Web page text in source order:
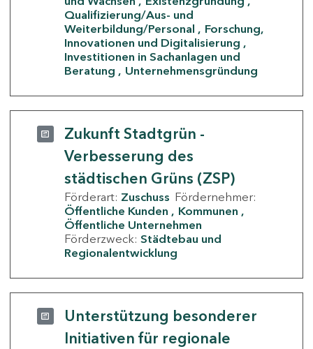
Qualifizierung/Aus- und
Weiterbildung/Personal
Forschung,
Innovationen und Digitalisierung
Investitionen in Sachanlagen und
Beratung
Unternehmensgründung
Zukunft Stadtgrün -
Verbesserung des
städtischen Grüns (ZSP)
Förderart: Zuschuss Fördernehmer:
Öffentliche Kunden
Kommunen
Öffentliche Unternehmen
Förderzweck: Städtebau und
Regionalentwicklung
Unterstützung besonderer
Initiativen für regionale